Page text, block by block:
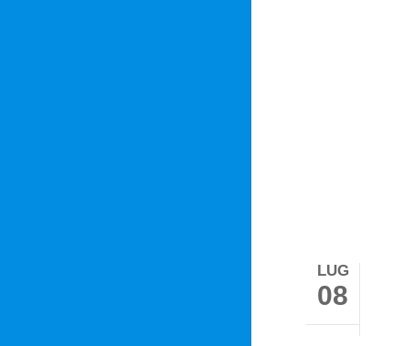
LUG
08